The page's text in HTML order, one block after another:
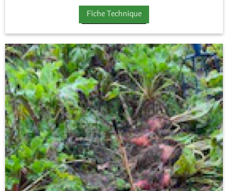
Fiche Technique